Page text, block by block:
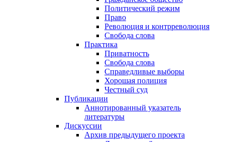
Политический режим
Право
Революция и контрреволюция
Свобода слова
Практика
Приватность
Свобода слова
Справедливые выборы
Хорошая полиция
Честный суд
Публикации
Аннотированный указатель
литературы
Дискуссии
Архив предыдущего проекта